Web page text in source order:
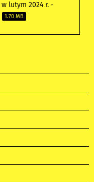
lutym 2024 r. -
1.70 MB